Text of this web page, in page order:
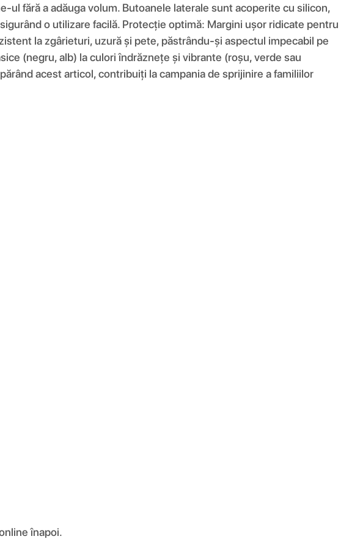
fără a adăuga volum. Butoanele laterale sunt acoperite cu silicon,
o utilizare facilă. Protecție optimă: Margini ușor ridicate pentru
la zgârieturi, uzură și pete, păstrându-și aspectul impecabil pe
(negru, alb) la culori îndrăznețe și vibrante (roșu, verde sau
acest articol, contribuiți la campania de sprijinire a familiilor
înapoi.